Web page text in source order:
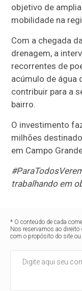
objetivo de
mobilidade na
Com a chegada
drenagem, a
recorrentes de
acúmulo de água
contribuir para a
bairro.
O investimento
milhões
em Campo
trabalhando em
* O conteúdo de cada
Nos reservamos ao
com o propósito do site